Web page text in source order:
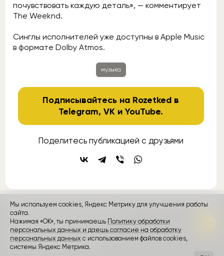
почувствовать каждую деталь», — комментирует
The Weeknd.
Синглы исполнителей уже доступны в Apple Music
в формате Dolby Atmos.
музыка
Подписывайтесь на Rozetked в
Telegram,VK иYouTube.
Поделитесь публикацией с друзьями
контакты
Rozetked © 2026
Пользовательское соглашение
Мы используем cookies, Яндекс Метрику для улучшения работы
сайта.
Нажимая «ОК», ты принимаешь Политику обработки
персональных данных и даешь согласие на обработку
персональных данных с использованием файлов cookies,
системы Яндекс Метрика.